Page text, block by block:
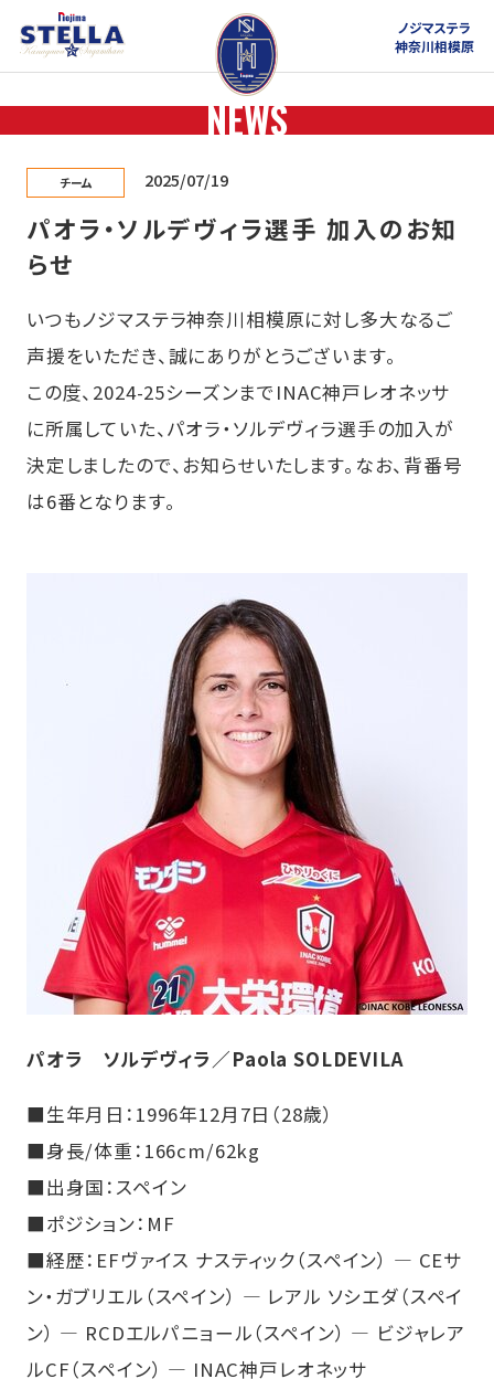
ノジマステラ
神奈川相模原
NEWS
チーム 2025/07/19
パオラ・ソルデヴィラ選手 加入のお知
らせ
いつもノジマステラ神奈川相模原に対し多大なるご
声援をいただき、誠にありがとうございます。
この度、2024-25シーズンまでINAC神戸レオネッサ
に所属していた、パオラ・ソルデヴィラ選手の加入が
決定しましたので、お知らせいたします。なお、背番号
は6番となります。
パオラ ソルデヴィラ／Paola SOLDEVILA
■生年月日：1996年12月7日（28歳）
■身長/体重：166cm/62kg
■出身国：スペイン
■ポジション：MF
■経歴：EFヴァイス ナスティック（スペイン） ― CEサ
ン・ガブリエル（スペイン） ― レアル ソシエダ（スペイ
ン） ― RCDエルパニョール（スペイン） ― ビジャレア
ルCF（スペイン） ― INAC神戸レオネッサ